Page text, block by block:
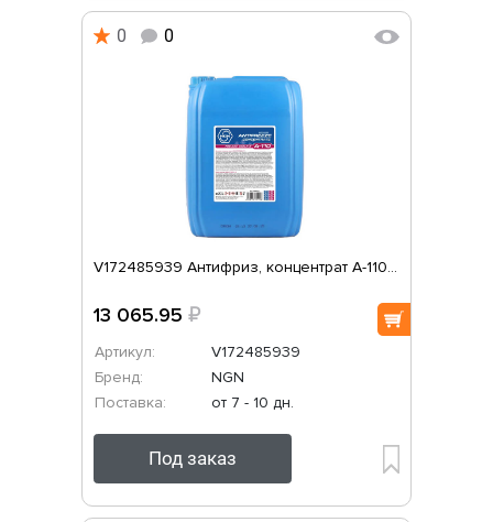
0 0
V172485939 Антифриз, концентрат A-110...
13 065.95 ₽
Артикул:
V172485939
Бренд:
NGN
Поставка:
от 7 - 10 дн.
Под заказ